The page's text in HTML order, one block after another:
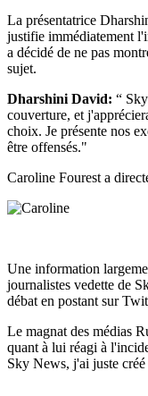
La présentatrice
justifie immédiatement
a décidé de ne pas
sujet.
Dharshini David: “
couverture, et
choix. Je présente nos
être offensés."
Caroline Fourest a
Une information
journalistes vedette de
débat en postant sur
Le magnat des médias
quant à lui réagi à
Sky News, j'ai juste